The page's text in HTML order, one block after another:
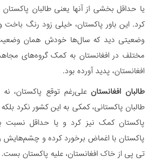
یا حداقل بخشی از آنها یعنی طالبان
کرد. این باور پاکستان، خیلی زود رنگ باخت
وضعیتی دید که سال‌ها خودش همان
مختلف در افغانستان به کمک گروه‌های
افغانستان، پدید آورده بود.
طالبان افغانستان علی‌رغم توقع پاکستان، نه
طالبان پاکستانی، کمکی به این کشور نکرد بلکه
پاکستان کمک نیز کرد و یا حداقل نسبت
پاکستان با اغماض برخورد کرده و چشم‌هایش
تی پی از خاک افغانستان، علیه پاکستان بست.